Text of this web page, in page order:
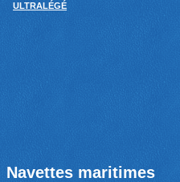
ULTRALÉGÉ
Navettes maritimes